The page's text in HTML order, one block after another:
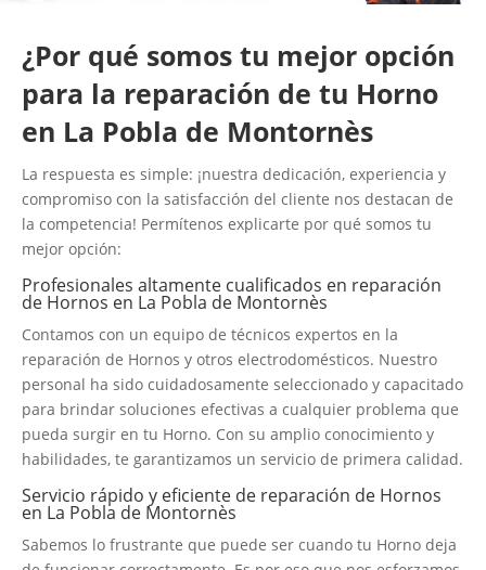
¿Por qué somos tu mejor opción
para la reparación de tu Horno
en La Pobla de Montornès
La respuesta es simple: ¡nuestra dedicación, experiencia y
compromiso con la satisfacción del cliente nos destacan de
la competencia! Permítenos explicarte por qué somos tu
mejor opción:
Profesionales altamente cualificados en reparación
de Hornos en La Pobla de Montornès
Contamos con un equipo de técnicos expertos en la
reparación de Hornos y otros electrodomésticos. Nuestro
personal ha sido cuidadosamente seleccionado y capacitado
para brindar soluciones efectivas a cualquier problema que
pueda surgir en tu Horno. Con su amplio conocimiento y
habilidades, te garantizamos un servicio de primera calidad.
Servicio rápido y eficiente de reparación de Hornos
en La Pobla de Montornès
Sabemos lo frustrante que puede ser cuando tu Horno deja